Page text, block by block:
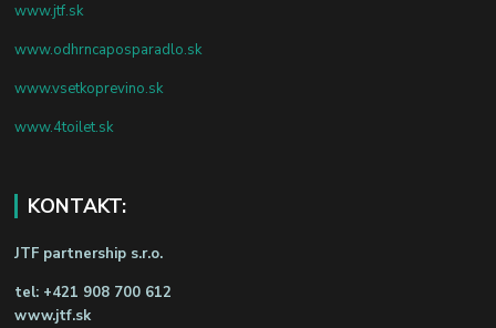
www.jtf.sk
www.odhrncaposparadlo.sk
www.vsetkoprevino.sk
www.4toilet.sk
KONTAKT:
JTF partnership s.r.o.
tel: +421 908 700 612
www.jtf.sk